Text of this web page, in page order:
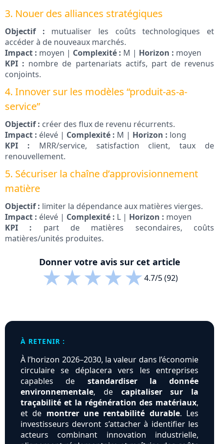
3. Nouer des alliances stratégiques
Objectif : mutualiser les coûts technologiques et
accéder à de nouveaux marchés.
Impact : moyen | Complexité : M | Horizon : moyen
KPI : nombre de partenariats actifs, part de revenus
conjoints.
4. Innover sur les modèles “produit-as-a-
service”
Objectif : créer des flux de revenu récurrents.
Impact : élevé | Complexité : M | Horizon : long
KPI : MRR/service, satisfaction client, taux de
renouvellement.
5. Sécuriser la chaîne d’approvisionnement
matière
Objectif : limiter la dépendance aux matières vierges.
Impact : élevé | Complexité : L | Horizon : moyen
KPI : part de matières secondaires, coûts
matières/unités produites.
Donner votre avis sur cet article
★★★★★4.7/5 (92)
À RETENIR :
À l’horizon 2026–2030, la valeur dans l’économie
circulaire se déplacera vers les entreprises
capables de standardiser la donnée
environnementale, de capitaliser sur la
traçabilité et la régénération des matériaux,
et de montrer une rentabilité durable. Les
investisseurs devront s’attacher à identifier les
acteurs combinant innovation industrielle,